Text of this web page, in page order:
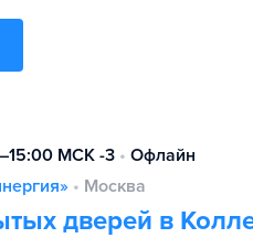
МСК -3 • Офлайн
• Москва
дверей в